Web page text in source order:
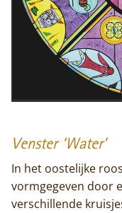
Venster ‘Water’
In het oostelijke
vormgegeven door
verschillende